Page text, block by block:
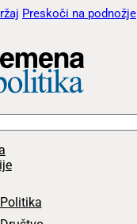
Preskoči na podnožje
Politika